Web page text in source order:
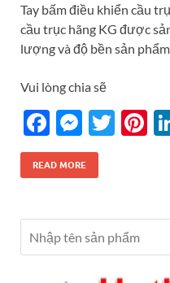
Tay bấm điều khiển cầu
cầu trục hãng KG được
lượng và độ bền sản phẩm
Vui lòng chia sẽ
F
ac
e
o
o
M
es
se
g
er
T
Pi
t
READ MORE